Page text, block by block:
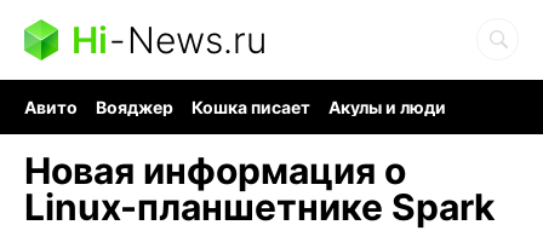
Hi-News.ru
Авито Вояджер Кошка писает
Акулы и люди
Новая информация о
Linux-планшетнике Spark